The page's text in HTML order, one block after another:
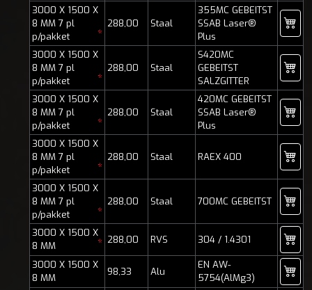
3000 X 1500 X
8 MM 7 pl
p/pakket
*
288,00 Staal
355MC GEBEITST
SSAB Laser®
Plus
3000 X 1500 X
8 MM 7 pl
p/pakket
*
288,00 Staal
S420MC
GEBEITST
SALZGITTER
3000 X 1500 X
8 MM 7 pl
p/pakket
*
288,00 Staal
420MC GEBEITST
SSAB Laser®
Plus
3000 X 1500 X
8 MM 7 pl
p/pakket
*
288,00 Staal RAEX 400
3000 X 1500 X
8 MM 7 pl
p/pakket
*
288,00 Staal 700MC GEBEITST
3000 X 1500 X
8 MM
* 288,00 RVS 304 / 1.4301
3000 X 1500 X
8 MM
98,33 Alu
EN AW-
5754(AlMg3)